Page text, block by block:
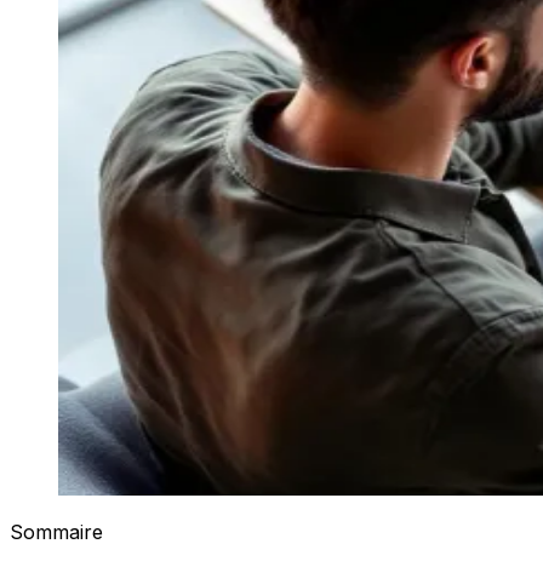
Sommaire